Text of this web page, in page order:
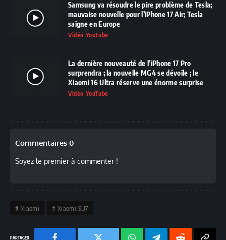
Samsung va résoudre le pire problème de Tesla;
mauvaise nouvelle pour l’iPhone 17 Air; Tesla
saigne en Europe
Vidéo YouTube
La dernière nouveauté de l’iPhone 17 Pro
surprendra ; la nouvelle MG4 se dévoile ; le
Xiaomi 16 Ultra réserve une énorme surprise
Vidéo YouTube
Commentaires 0
Soyez le premier à commenter !
Xiaomi Xiaomi SU7